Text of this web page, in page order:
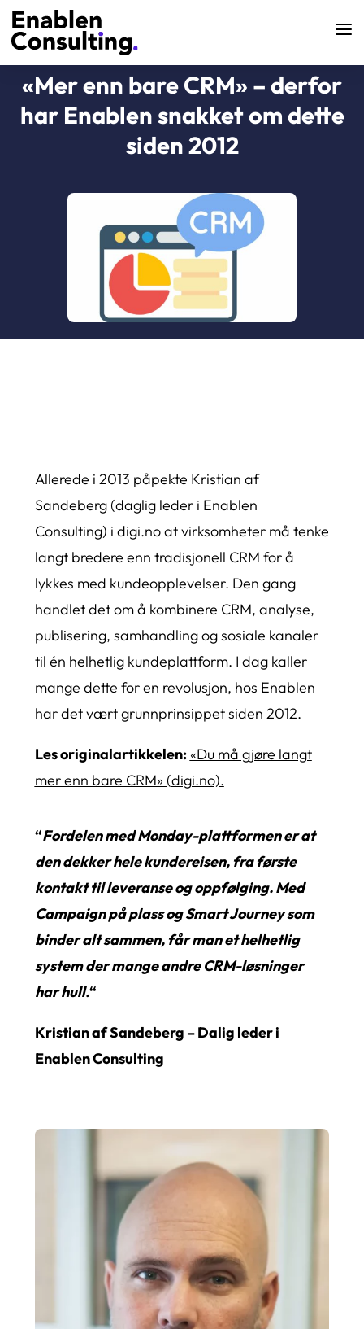
«Mer enn bare CRM» – derfor
har Enablen snakket om dette
siden 2012
Allerede i 2013 påpekte Kristian af
Sandeberg (daglig leder i Enablen
Consulting) i digi.no at virksomheter må tenke
langt bredere enn tradisjonell CRM for å
lykkes med kundeopplevelser. Den gang
handlet det om å kombinere CRM, analyse,
publisering, samhandling og sosiale kanaler
til én helhetlig kundeplattform. I dag kaller
mange dette for en revolusjon, hos Enablen
har det vært grunnprinsippet siden 2012.
Les originalartikkelen: «Du må gjøre langt
mer enn bare CRM» (digi.no).
“Fordelen med Monday-plattformen er at
den dekker hele kundereisen, fra første
kontakt til leveranse og oppfølging. Med
Campaign på plass og Smart Journey som
binder alt sammen, får man et helhetlig
system der mange andre CRM-løsninger
har hull.“
Kristian af Sandeberg – Dalig leder i
Enablen Consulting